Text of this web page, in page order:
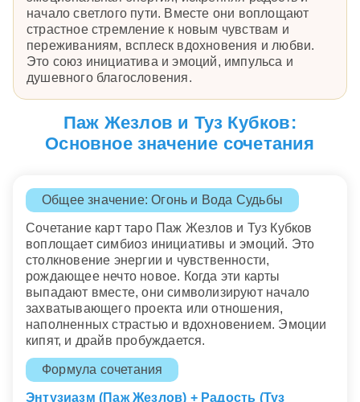
начало светлого пути. Вместе они воплощают
страстное стремление к новым чувствам и
переживаниям, всплеск вдохновения и любви.
Это союз инициатива и эмоций, импульса и
душевного благословения.
Паж Жезлов и Туз Кубков:
Основное значение сочетания
Общее значение: Огонь и Вода Судьбы
Сочетание карт таро Паж Жезлов и Туз Кубков
воплощает симбиоз инициативы и эмоций. Это
столкновение энергии и чувственности,
рождающее нечто новое. Когда эти карты
выпадают вместе, они символизируют начало
захватывающего проекта или отношения,
наполненных страстью и вдохновением. Эмоции
кипят, и драйв пробуждается.
Формула сочетания
Энтузиазм (Паж Жезлов) + Радость (Туз